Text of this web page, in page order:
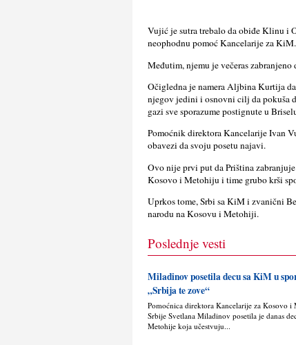
Vujić je sutra trebalo da obiđe Klinu i
neophodnu pomoć Kancelarije za KiM.
Međutim, njemu je večeras
Očigledna je namera Aljbina Kurtija
njegov jedini i osnovni cilj da pokuša
gazi sve sporazume postignute u
Pomoćnik direktora Kancelarije Ivan
obavezi da svoju posetu najavi.
Ovo nije prvi put da Priština
Kosovo i Metohiju i time grubo krši
Uprkos tome, Srbi sa KiM i zvanični
narodu na Kosovu i Metohiji.
Poslednje vesti
Miladinov posetila decu sa KiM u
„Srbija te zove“
Pomoćnica direktora Kancelarije za Kosovo i
Srbije Svetlana Miladinov posetila je danas
Metohije koja učestvuju...